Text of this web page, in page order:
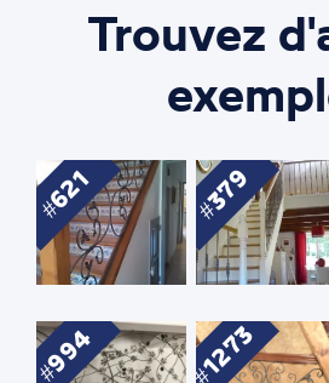
Trouvez
621 379
994 1273